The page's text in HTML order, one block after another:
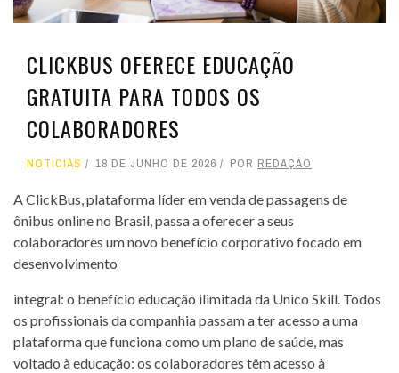
CLICKBUS OFERECE EDUCAÇÃO
GRATUITA PARA TODOS OS
COLABORADORES
NOTÍCIAS 18 DE JUNHO DE 2026 POR REDAÇÃO
A ClickBus, plataforma líder em venda de passagens de
ônibus online no Brasil, passa a oferecer a seus
colaboradores um novo benefício corporativo focado em
desenvolvimento
integral: o benefício educação ilimitada da Unico Skill. Todos
os profissionais da companhia passam a ter acesso a uma
plataforma que funciona como um plano de saúde, mas
voltado à educação: os colaboradores têm acesso à